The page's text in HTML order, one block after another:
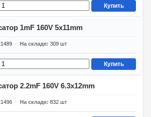
Купить
1mF 160V 5x11mm
На складе 309 шт
Купить
2.2mF 160V 6.3x12mm
На складе 832 шт